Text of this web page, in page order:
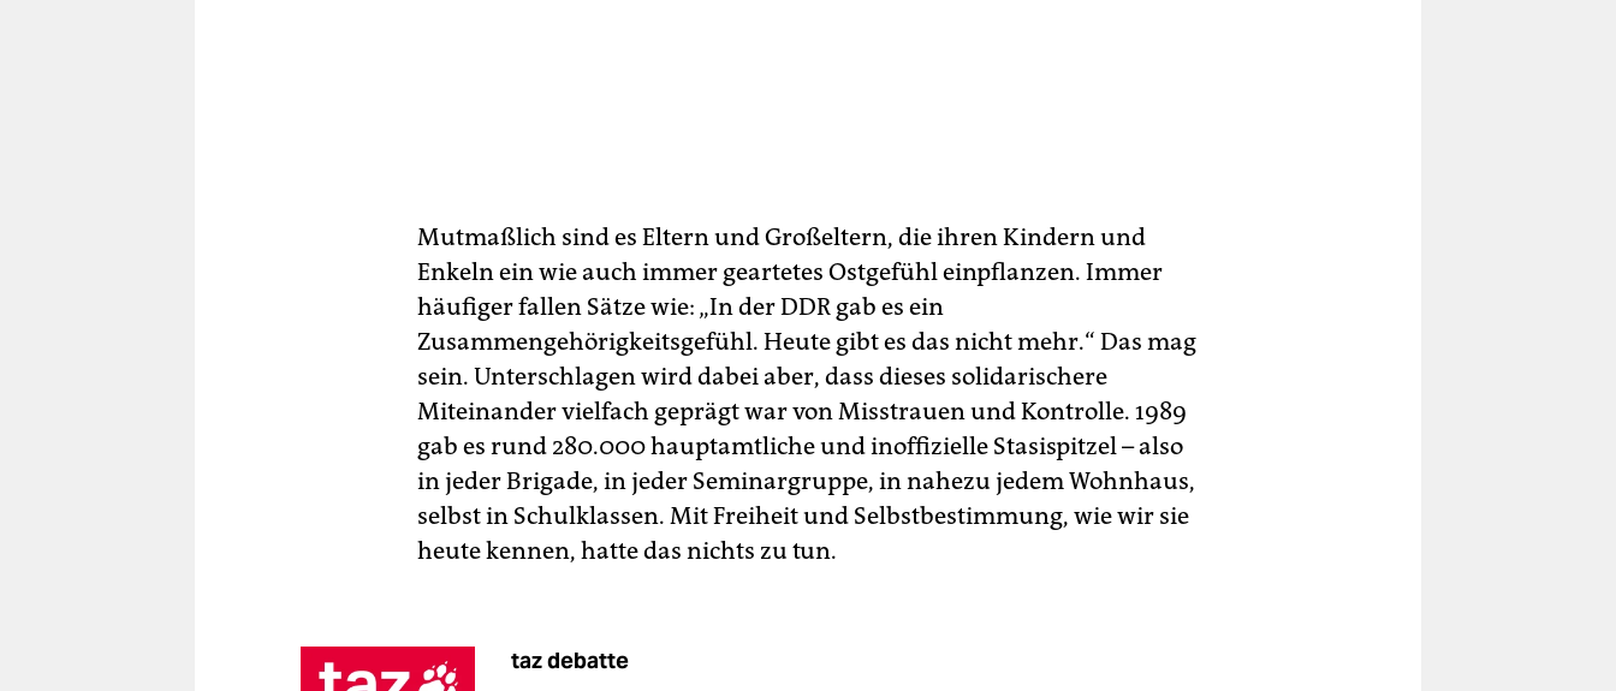
Mutmaßlich sind es Eltern und Großeltern, die ihren Kindern und
Enkeln ein wie auch immer geartetes Ostgefühl einpflanzen. Immer
häufiger fallen Sätze wie: „In der DDR gab es ein
Zusammengehörigkeitsgefühl. Heute gibt es das nicht mehr.“ Das mag
sein. Unterschlagen wird dabei aber, dass dieses solidarischere
Miteinander vielfach geprägt war von Misstrauen und Kontrolle. 1989
gab es rund 280.000 hauptamtliche und inoffizielle Stasispitzel – also
in jeder Brigade, in jeder Seminargruppe, in nahezu jedem Wohnhaus,
selbst in Schulklassen. Mit Freiheit und Selbstbestimmung, wie wir sie
heute kennen, hatte das nichts zu tun.
taz debatte